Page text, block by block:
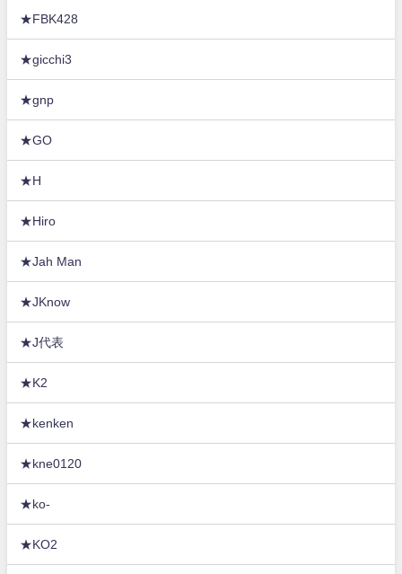
★FBK428
★gicchi3
★gnp
★GO
★H
★Hiro
★Jah Man
★JKnow
★J代表
★K2
★kenken
★kne0120
★ko-
★KO2